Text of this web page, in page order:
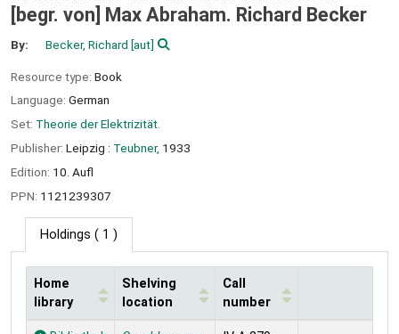
[begr. von] Max Abraham. Richard Becker
By: Becker, Richard [aut]
Resource type: Book
Language: German
Set: Theorie der Elektrizität.
Publisher: Leipzig : Teubner, 1933
Edition: 10. Aufl
PPN: 1121239307
Holdings ( 1 )
Holdings
Home
library
Shelving
location
Call
number